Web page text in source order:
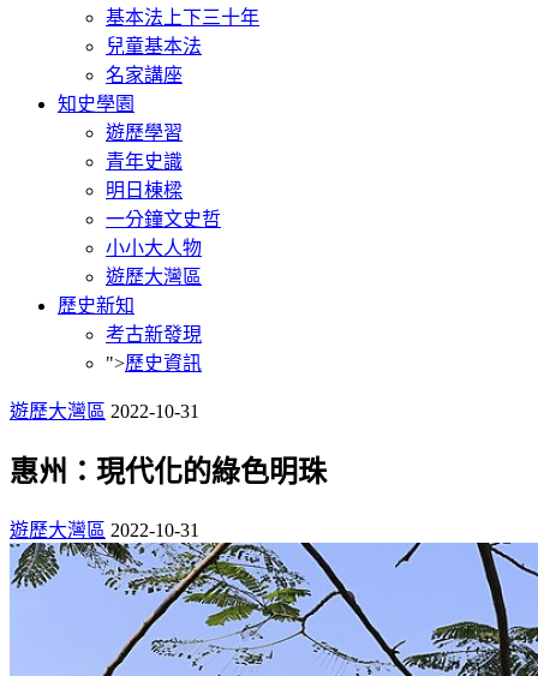
基本法上下三十年
兒童基本法
名家講座
知史學園
遊歷學習
青年史識
明日棟樑
一分鐘文史哲
小小大人物
遊歷大灣區
歷史新知
考古新發現
">歷史資訊
遊歷大灣區 2022-10-31
惠州：現代化的綠色明珠
遊歷大灣區 2022-10-31